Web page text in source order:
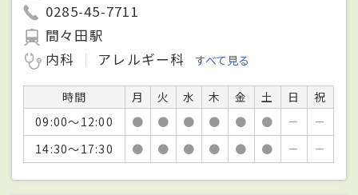
0285-45-7711
間々田駅
内科
アレルギー科 すべて見る
時間 月 火 水 木 金 土 日
祝
09:00～12:00
● ● ● ● ● ● －
－
14:30～17:30
● ● ● ● ● ● － －